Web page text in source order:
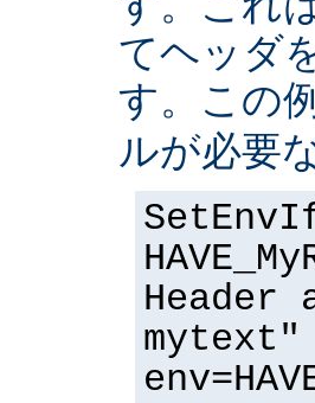
てヘッダ
す。この
ルが必要
Header
mytext"